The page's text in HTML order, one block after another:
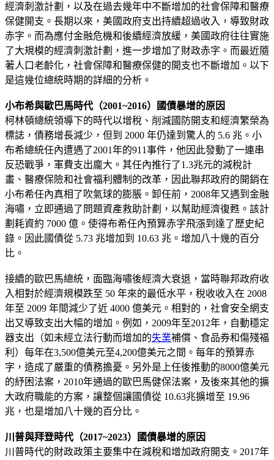
經濟刺激計劃，以及在過去幾年中不斷增加的社會保障和醫療
保健開支。長期以來，美國政府支出持續超過收入，導致財政
赤字。而為應付金融危機和後續經濟放緩，美國政府往往實施
了大規模的經濟刺激計劃，進一步增加了財政赤字。而最近隨
著人口老齡化，社會保障和醫療保健的開支也不斷增加。以下
是這幾位總統時期的詳細的分析。
小布希與歐巴馬時代（2001~2016）國債暴增的原因
柯林頓總統領導下的時代以增稅、削減國防開支和經濟繁榮為
標誌，債務增長減少，但到 2000 年仍達到驚人的 5.6 兆。小
布希總統任內遭遇了2001年的911事件，他因此發動了一連串
反恐戰爭，軍費支出龐大。其任內推行了1.3兆元的減稅計
畫、醫療保險和社會福利體制的改革，因此聯邦政府的開銷在
小布希任內真相了吹氣球的膨脹。卸任前，2008年又遇到金融
海嘯，立即通過了問題資產救助計劃，以幫助經濟復甦。該計
劃耗資約 7000 億。使得布希任內預算赤字飛漲到達了歷史紀
錄。因此國債從 5.73 兆增加到 10.63 兆。增加八十幾的百分
比。
接續的歐巴馬總統，面臨海嘯後經濟大衰退，當時聯邦政府收
入相對於經濟規模跌至 50 年來的最低水平，稅收收入在 2008
年至 2009 年間減少了近 4000 億美元。相對的，社會安全網支
出又導致支出大幅的增加。例如，2009年至2012年，自動穩定
器支出（如未經立法行動而增加的失業補償、食品券和傷殘福
利）每年在3,500億美元至4,200億美元之間。每年的預算赤
字，造成了嚴重的債務擔憂。另外是上任後推動的8000億美元
的紓困法案，2010年通過的歐巴馬健保法案，及後來其他的擴
大政府職能的方案，讓整個讓國債從 10.63兆擴增至 19.96
兆，也是增加八十幾的百分比。
川普與拜登時代（2017~2023）國債暴增的原因
川普時代的財政政策主要集中在減稅和增加政府開支。2017年